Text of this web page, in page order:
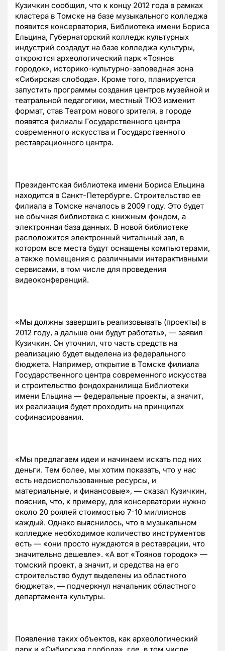
Кузичкин сообщил, что к концу 2012 года в рамках
кластера в Томске на базе музыкального колледжа
появится консерватория, Библиотека имени Бориса
Ельцина, Губернаторский колледж культурных
индустрий создадут на базе колледжа культуры,
откроются археологический парк «Тоянов
городок», историко-культурно-заповедная зона
«Сибирская слобода». Кроме того, планируется
запустить программы создания центров музейной и
театральной педагогики, местный ТЮЗ изменит
формат, став Театром нового зрителя, в городе
появятся филиалы Государственного центра
современного искусства и Государственного
реставрационного центра.
Президентская библиотека имени Бориса Ельцина
находится в Санкт-Петербурге. Строительство ее
филиала в Томске началось в 2009 году. Это будет
не обычная библиотека с книжным фондом, а
электронная база данных. В новой библиотеке
расположится электронный читальный зал, в
котором все места будут оснащены компьютерами,
а также помещения с различными интерактивными
сервисами, в том числе для проведения
видеоконференций.
«Мы должны завершить реализовывать (проекты) в
2012 году, а дальше они будут работать», — заявил
Кузичкин. Он уточнил, что часть средств на
реализацию будет выделена из федерального
бюджета. Например, открытие в Томске филиала
Государственного центра современного искусства
и строительство фондохранилища Библиотеки
имени Ельцина — федеральные проекты, а значит,
их реализация будет проходить на принципах
софинасирования.
«Мы предлагаем идеи и начинаем искать под них
деньги. Тем более, мы хотим показать, что у нас
есть недоиспользованные ресурсы, и
материальные, и финансовые», — сказал Кузичкин,
пояснив, что, к примеру, для консерватории нужно
около 20 роялей стоимостью 7-10 миллионов
каждый. Однако выяснилось, что в музыкальном
колледже необходимое количество инструментов
есть — «они просто нуждаются в реставрации, что
значительно дешевле». «А вот «Тоянов городок» —
томский проект, а значит, и средства на его
строительство будут выделены из областного
бюджета», — подчеркнул начальник областного
департамента культуры.
Появление таких объектов, как археологический